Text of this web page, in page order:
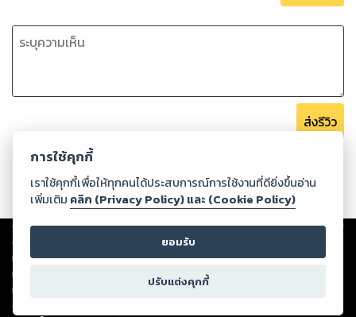
ส่งรีวิว
Copyright ©2026Storylog Co., Ltd. - สตอรี่ล็อกขอสงวนสิทธิ์ไม่รับผิดชอบ
ต่อผลงานหรือเนื้อหาใดที่อัปโหลดผ่านเว็บไซต์และปรากฏว่าละเมิดสิทธิใน
ทรัพย์สินทางปัญญาของบุคคลอื่นหรือขัดต่อกฎหมายและศีลธรรม ดังนั้น ผู้อ่าน
ทุกท่านโปรดใช้วิจารณญาณในการกลั่นกรองด้วยตนเอง และหากท่านพบว่าส่วน
หนึ่งส่วนใดขัดต่อกฎหมายและศีลธรรม กรุณาแจ้งมายังบริษัท เพื่อทีมงานจะได้
ดำเนินการในทันที ทั้งนี้ ทางสตอรี่ล็อกขอสงวนลิขสิทธิ์ตามพระราชบัญญัติ
การใช้คุกกี้
เราใช้คุกกี้เพื่อให้ทุกคนได้ประสบการณ์การใช้งานที่ดียิ่งขึ้นอ่าน
เพิ่มเติม คลิก (Privacy Policy) และ (Cookie Policy)
ยอมรับ
ปรับแต่งคุกกี้